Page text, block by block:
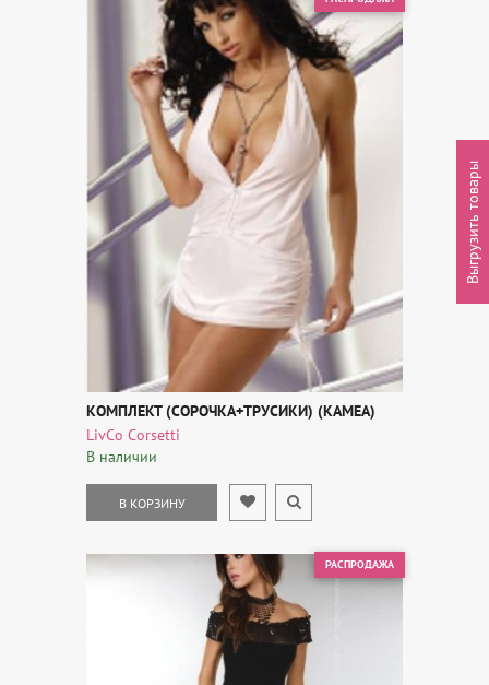
КОМПЛЕКТ (СОРОЧКА+ТРУСИКИ) (KAMEA)
LivCo Corsetti
В наличии
В КОРЗИНУ
РАСПРОДАЖА
Выгрузить товары